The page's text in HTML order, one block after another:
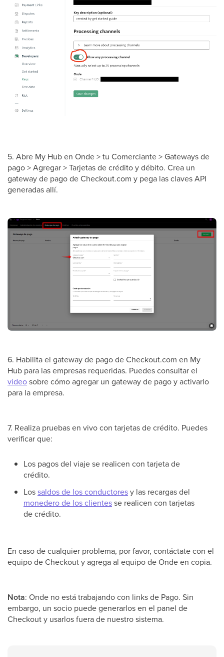
5. Abre My Hub en Onde > tu Comerciante > Gateways de
pago > Agregar > Tarjetas de crédito y débito. Crea un
gateway de pago de Checkout.com y pega las claves API
generadas allí.
6. Habilita el gateway de pago de Checkout.com en My
Hub para las empresas requeridas. Puedes consultar el
videosobre cómo agregar un gateway de pago y activarlo
para la empresa.
7. Realiza pruebas en vivo con tarjetas de crédito. Puedes
verificar que:
Los pagos del viaje se realicen con tarjeta de
crédito.
Lossaldos de los conductoresy las recargas del
monedero de los clientesse realicen con tarjetas
de crédito.
En caso de cualquier problema, por favor, contáctate con el
equipo de Checkout y agrega al equipo de Onde en copia.
Nota: Onde no está trabajando con links de Pago. Sin
embargo, un socio puede generarlos en el panel de
Checkout y usarlos fuera de nuestro sistema.